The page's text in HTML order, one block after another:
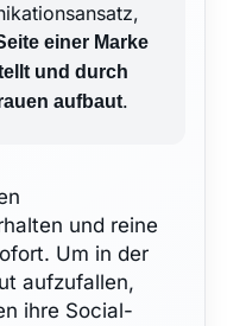
einer Marke
und durch
aufbaut.
und reine
Um in der
aufzufallen,
ihre Social-